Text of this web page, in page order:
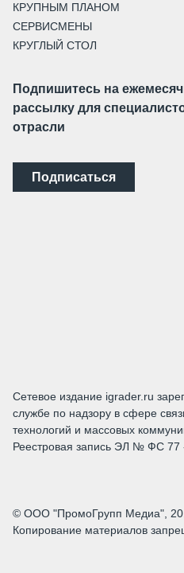
КРУПНЫМ ПЛАНОМ
СЕРВИСМЕНЫ
КРУГЛЫЙ СТОЛ
Подпишитесь на
рассылку для
отрасли
Подписаться
Сетевое издание igrader.ru
службе по надзору в сфере
технологий и массовых
Реестровая запись ЭЛ № ФС 77
© ООО "ПромоГрупп Медиа",
Копирование материалов